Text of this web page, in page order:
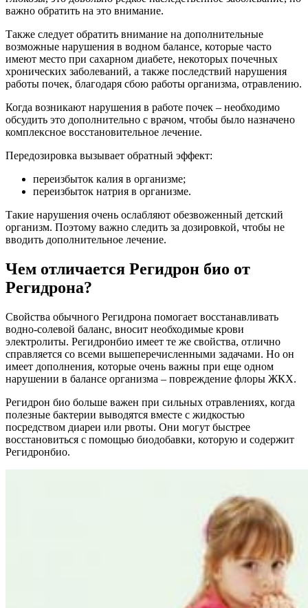
важно обратить на это внимание.
Также следует обратить внимание на дополнительные
возможные нарушения в водном балансе, которые часто
имеют место при сахарном диабете, некоторых почечных
хронических заболеваний, а также последствий нарушения
работы почек, благодаря сбою работы организма, отравлению.
Когда возникают нарушения в работе почек – необходимо
обсудить это дополнительно с врачом, чтобы было назначено
комплексное восстановительное лечение.
Передозировка вызывает обратный эффект:
переизбыток калия в организме;
переизбыток натрия в организме.
Такие нарушения очень ослабляют обезвоженный детский
организм. Поэтому важно следить за дозировкой, чтобы не
вводить дополнительное лечение.
Чем отличается Регидрон био от
Регидрона?
Свойства обычного Регидрона помогает восстанавливать
водно-солевой баланс, вносит необходимые крови
электролиты. Регидронбио имеет те же свойства, отлично
справляется со всеми вышеперечисленными задачами. Но он
имеет дополнения, которые очень важны при еще одном
нарушении в балансе организма – повреждение флоры ЖКХ.
Регидрон био больше важен при сильных отравлениях, когда
полезные бактерии выводятся вместе с жидкостью
посредством диареи или рвоты. Они могут быстрее
восстановиться с помощью биодобавки, которую и содержит
Регидронбио.